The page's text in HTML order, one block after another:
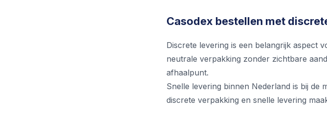
Casodex bestellen met
Discrete levering is een belangrijk aspect
neutrale verpakking zonder zichtbare
afhaalpunt.
Snelle levering binnen Nederland is bij de
discrete verpakking en snelle levering